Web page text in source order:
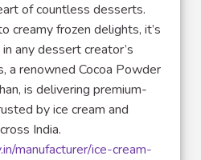
of countless desserts.
creamy frozen delights, it’s
any dessert creator’s
a renowned Cocoa Powder
is delivering premium-
by ice cream and
India.
manufacturer/ice-cream-